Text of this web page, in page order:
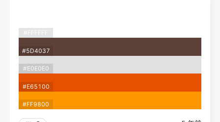
#FFFFFF
#5D4037
#E0E0E0
#E65100
#FF9800